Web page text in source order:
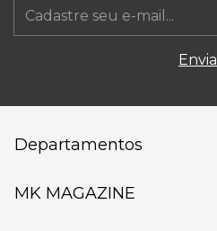
Departamentos
MK MAGAZINE